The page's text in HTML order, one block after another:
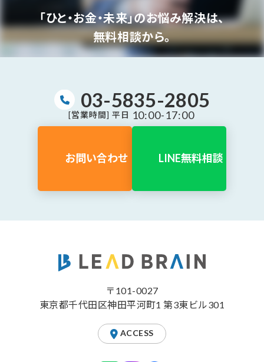
「ひと・お金・未来」のお悩み解決は、
無料相談から。
03-5835-2805
[営業時間] 平日 10:00-17:00
お問い合わせ LINE無料相談
〒101-0027
東京都千代田区神田平河町1 第3東ビル301
ACCESS